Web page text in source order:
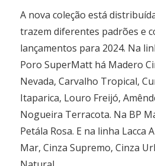
A nova coleção está
trazem diferentes padrões e
lançamentos para 2024. Na
Poro SuperMatt há Madero
Nevada, Carvalho Tropical,
Itaparica, Louro Freijó,
Nogueira Terracota. Na BP
Petála Rosa. E na linha Lacca
Mar, Cinza Supremo, Cinza